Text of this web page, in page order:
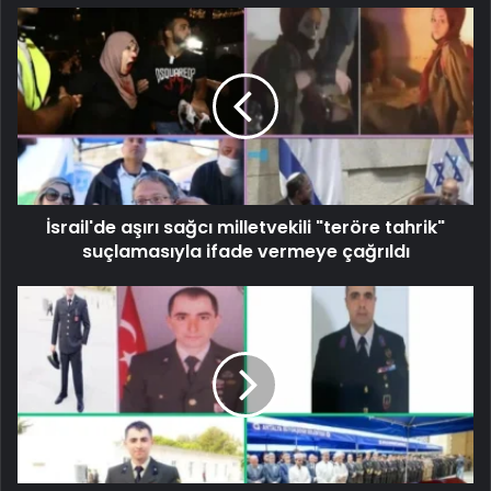
İsrail'de aşırı sağcı milletvekili "teröre tahrik"
suçlamasıyla ifade vermeye çağrıldı